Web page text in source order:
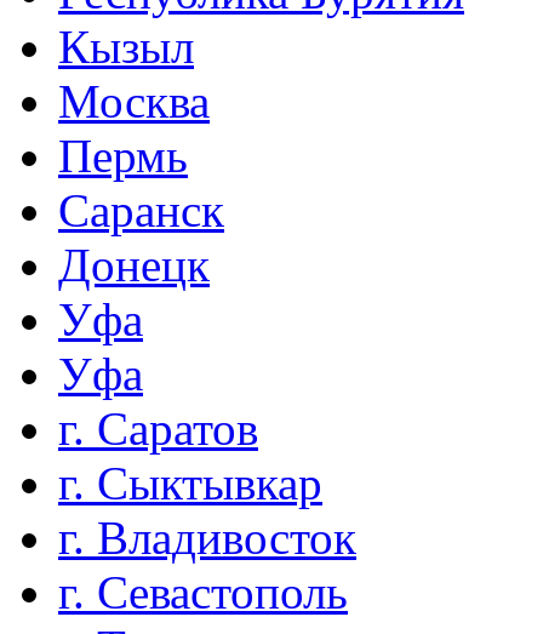
Кызыл
Москва
Пермь
Саранск
Донецк
Уфа
Уфа
г. Саратов
г. Сыктывкар
г. Владивосток
г. Севастополь